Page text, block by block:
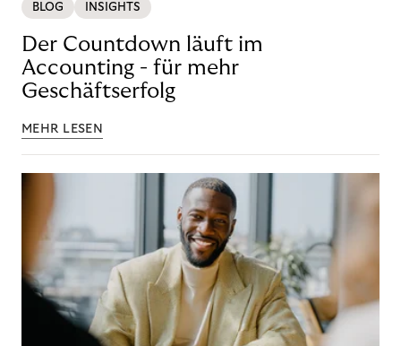
BLOG INSIGHTS
Der Countdown läuft im
Accounting - für mehr
Geschäftserfolg
MEHR LESEN